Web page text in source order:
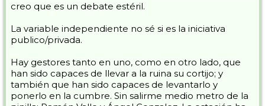
creo que es un debate estéril.
La variable independiente no sé si es la iniciativa
publico/privada.
Hay gestores tanto en uno, como en otro lado, que
han sido capaces de llevar a la ruina su cortijo; y
también que han sido capaces de levantarlo y
ponerlo en la cumbre. Sin salirme medio metro de la